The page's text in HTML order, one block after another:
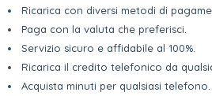
Ricarica con diversi metodi di
Paga con la valuta che preferisci.
Servizio sicuro e affidabile al 100%.
Ricarica il credito telefonico da
Acquista minuti per qualsiasi telefono.